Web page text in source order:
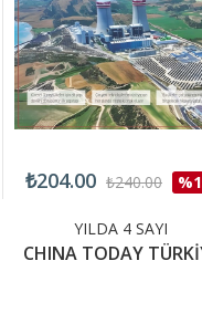
₺204.00 ₺240.00
YILDA 4 SAYI
CHINA TODAY